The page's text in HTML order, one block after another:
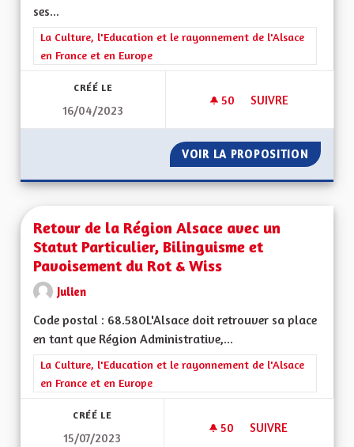
ses...
Filtrer les résultats de la catégorie : La Culture, l'Education et
La Culture, l'Education et le rayonnement de l'Alsace
en France et en Europe
CRÉÉ LE
16/04/2023
50 50 ABONNÉS
SUIVRE
VOIR LA PROPOSITION
Retour de la Région Alsace avec un
Statut Particulier, Bilinguisme et
Pavoisement du Rot & Wiss
Julien
Code postal : 68.580L'Alsace doit retrouver sa place
en tant que Région Administrative,...
Filtrer les résultats de la catégorie : La Culture, l'Education et
La Culture, l'Education et le rayonnement de l'Alsace
en France et en Europe
CRÉÉ LE
15/07/2023
50 50 ABONNÉS
SUIVRE